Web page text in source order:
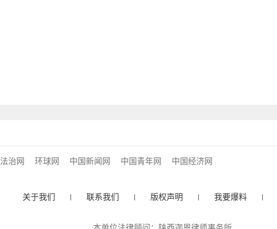
法治网 环球网 中国新闻网 中国青年网 中国经济网
关于我们 联系我们 版权声明 我要爆料